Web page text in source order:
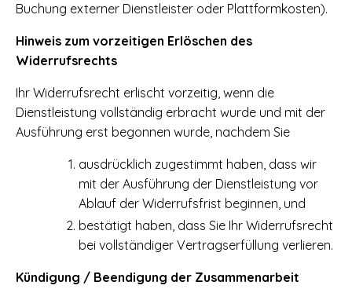
Buchung externer Dienstleister oder Plattformkosten).
Hinweis zum vorzeitigen Erlöschen des
Widerrufsrechts
Ihr Widerrufsrecht erlischt vorzeitig, wenn die
Dienstleistung vollständig erbracht wurde und mit der
Ausführung erst begonnen wurde, nachdem Sie
ausdrücklich zugestimmt haben, dass wir
mit der Ausführung der Dienstleistung vor
Ablauf der Widerrufsfrist beginnen, und
bestätigt haben, dass Sie Ihr Widerrufsrecht
bei vollständiger Vertragserfüllung verlieren.
Kündigung / Beendigung der Zusammenarbeit